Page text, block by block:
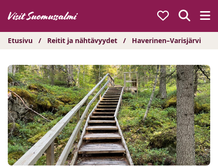
sisältöön
Etusivu / Reitit ja nähtävyydet / Haverinen–Varisjärvi